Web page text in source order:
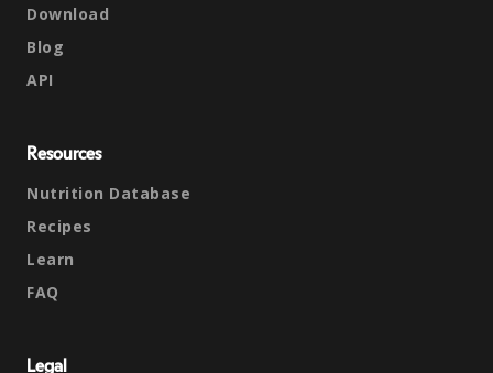
Download
Blog
API
Resources
Nutrition Database
Recipes
Learn
FAQ
Legal